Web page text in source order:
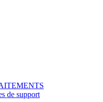
de support